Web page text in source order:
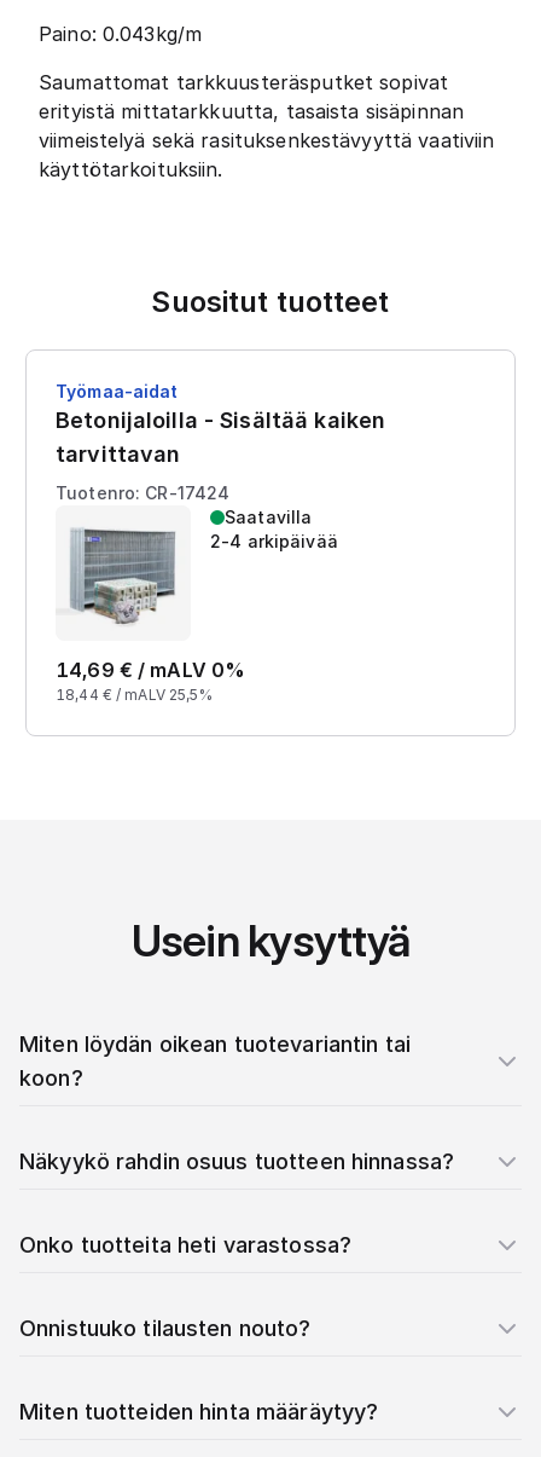
Paino: 0.043kg/m
Saumattomat tarkkuusteräsputket sopivat
erityistä mittatarkkuutta, tasaista sisäpinnan
viimeistelyä sekä rasituksenkestävyyttä vaativiin
käyttötarkoituksiin.
Suositut tuotteet
Työmaa-aidat
Betonijaloilla - Sisältää kaiken
tarvittavan
Tuotenro: CR-17424
Saatavilla
2-4 arkipäivää
14,69 € / mALV 0%
18,44 € / mALV 25,5%
Usein kysyttyä
Miten löydän oikean tuotevariantin tai
koon?
Näkyykö rahdin osuus tuotteen hinnassa?
Onko tuotteita heti varastossa?
Onnistuuko tilausten nouto?
Miten tuotteiden hinta määräytyy?